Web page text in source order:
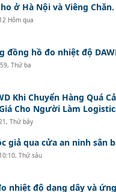
ở Hà Nội và Viêng Chăn.
Hôm qua
đồng hồ đo nhiệt độ
Thứ ba
Khi Chuyển Hàng Quá
Cho Người Làm
Thứ bảy
giả qua cửa an ninh sân
Thứ sáu
nhiệt độ dạng dây và